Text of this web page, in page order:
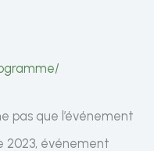
pas que l’événement
2023, événement